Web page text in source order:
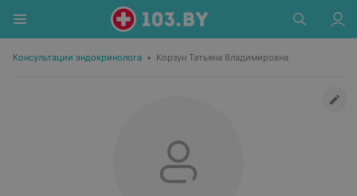
Консультации эндокринолога • Корзун Татьяна Владимировна